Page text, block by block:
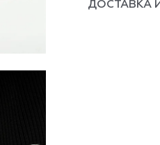
ДОСТАВКА